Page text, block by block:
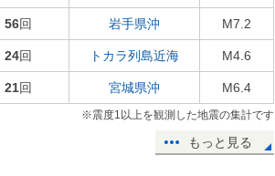
56回 岩手県沖 M7.2
24回 トカラ列島近海 M4.6
21回 宮城県沖 M6.4
※震度1以上を観測した地震の集計です
もっと見る